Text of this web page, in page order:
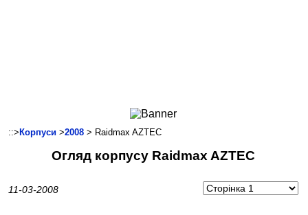
Смартфони
Комунікації
Автоелектроніка
Програмне забезпечення
::> Корпуси >2008 > Raidmax AZTEC
Огляд корпусу Raidmax AZTEC
11-03-2008